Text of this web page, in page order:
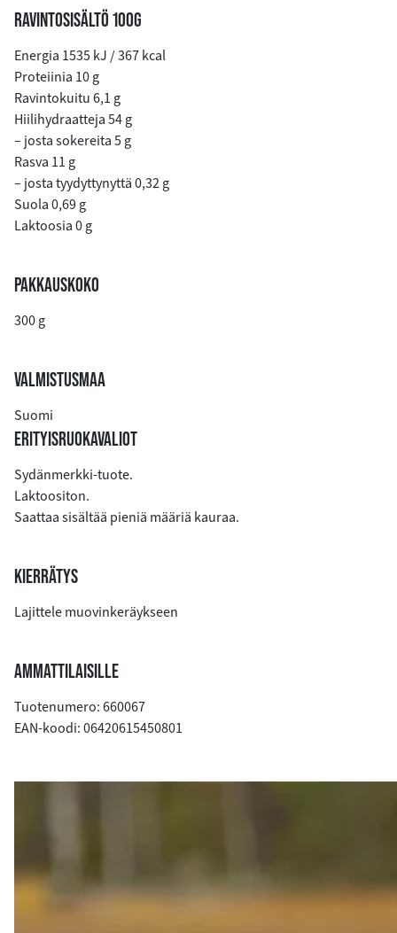
RAVINTOSISÄLTÖ 100G
Energia 1535 kJ / 367 kcal
Proteiinia 10 g
Ravintokuitu 6,1 g
Hiilihydraatteja 54 g
– josta sokereita 5 g
Rasva 11 g
– josta tyydyttynyttä 0,32 g
Suola 0,69 g
Laktoosia 0 g
PAKKAUSKOKO
300 g
VALMISTUSMAA
Suomi
ERITYISRUOKAVALIOT
Sydänmerkki-tuote.
Laktoositon.
Saattaa sisältää pieniä määriä kauraa.
KIERRÄTYS
Lajittele muovinkeräykseen
AMMATTILAISILLE
Tuotenumero: 660067
EAN-koodi: 06420615450801